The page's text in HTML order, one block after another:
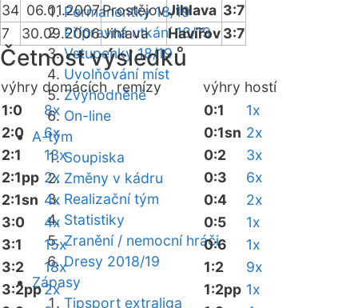
Permanentky 18/19
Přípravná utkání 18/19
Vstupenky 18/19
Uvolňování míst
Zvýhodněné
On-line
A-tým
Soupiska
Změny v kádru
Realizační tým
Statistiky
Zranění / nemocní hráči
Dresy 2018/19
Zápasy
Tipsport extraliga
34 06.01.2007ProstějovJihlava 3:7
7
30.09.2006Jihlava Havířov3:7
Četnost výsledků
výhry domácích remízy výhry hostí
1:0
8x
2:0
6x
2:1
13x
2:1pp 2x
2:1sn 4x
3:0
4x
3:1
15x
3:2
18x
3:2pp2x
0:1
1x
0:1sn 2x
0:2
3x
0:3
6x
0:4
2x
0:5
1x
0:6
1x
1:2
9x
1:2pp 1x